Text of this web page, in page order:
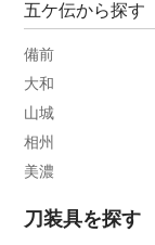
五ケ伝から探す
備前
大和
山城
相州
美濃
刀装具を探す